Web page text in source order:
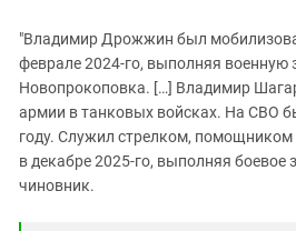
"Владимир Дрожжин был
феврале 2024-го, выполняя военную
Новопрокоповка. […] Владимир
армии в танковых войсках. На СВО
году. Служил стрелком, помощником
в декабре 2025-го, выполняя боевое
чиновник.